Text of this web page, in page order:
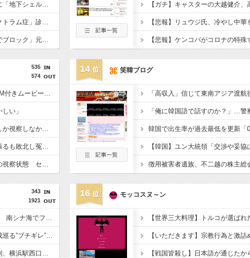
【衝撃】小池百合子知事、東京駅近くに「地下シェルター」整備を正式表明ｗｗｗｗｗｗｗｗｗ
【悲報】倉持由香、息子の「自閉スペクトラム症」診断にショックで涙… 見逃していた乳幼児期のサインとは？
【悲報】「舌を入れてきたから歯と口でブロック」元ジャンポケ斉藤の不同意性交公判
535
574
首相官邸、高市首相熊本訪問の感動BGM付きムービーを投稿「全部が全部ありがたかったです」
い」
内閣広報官「高市総理が避難所を３分しか視察しなかったなんてデマ！50分いたぞ????」 →しかし事実上の視察は数分で正解
再審見直し法案、稲田朋美議員らが頑張るも敗北し冤罪当事者が失望する内容に終わる
高市総理の避難所訪問、北朝鮮将軍様の視察状態 セッティグされた場所に登場し 「ここは快適で至れり尽くせり、日本人で良かった」と賛美を受ける しかし他の避難所では…
14 笑韓ブログ
343
1921
中国の海警局と海軍の船が衝突2人死亡 南シナ海でフィリピン船を追跡中、公表までに1年
ひろゆき氏の妻・西村ゆか氏、新党結成巡る”ブチギレ”投稿を謝罪「配慮に欠けた行動でした」 夫婦で投稿
「小泉やめろ」核巡る防衛相発言を批判、横浜駅西口で市民ら #高市小泉麻生めちゃくちゃじゃんニュースdeプロテスト
16 モッコスヌ～ン